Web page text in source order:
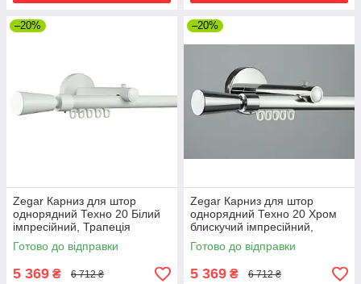
–20%
Zegar Карниз для штор
однорядний Техно 20 Білий
імпресійний, Трапеція
Готово до відправки
5 369 ₴ 6 712 ₴
–20%
Zegar Карниз для штор
однорядний Техно 20 Хром
блискучий імпресійний,
Трапеція
Готово до відправки
5 369 ₴ 6 712 ₴